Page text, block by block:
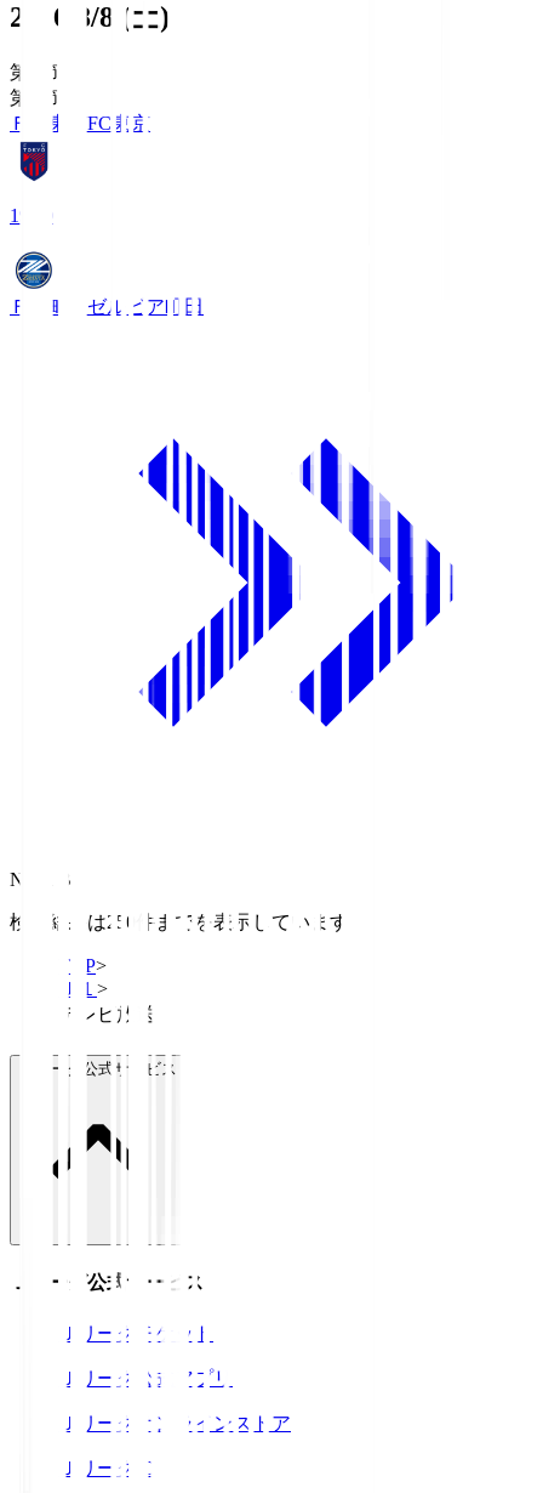
2026/8/8 (土)
第1節
第1節
ＦＣ東京 FC東京
19:00
ＦＣ町田ゼルビア町田
NHK BS
検索結果は250件までを表示しています
TOP>
Ｊ１ >
テレビ放送
Ｊリーグ公式サービス
Ｊリーグ公式サービス
Ｊリーグチケット
Ｊリーグ公式アプリ
Ｊリーグオンラインストア
ＪリーグID